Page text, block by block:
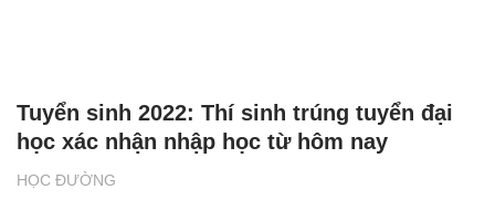
HỌC ĐƯỜNG
Tuyển sinh 2022: Thí sinh trúng tuyển đại
học xác nhận nhập học từ hôm nay